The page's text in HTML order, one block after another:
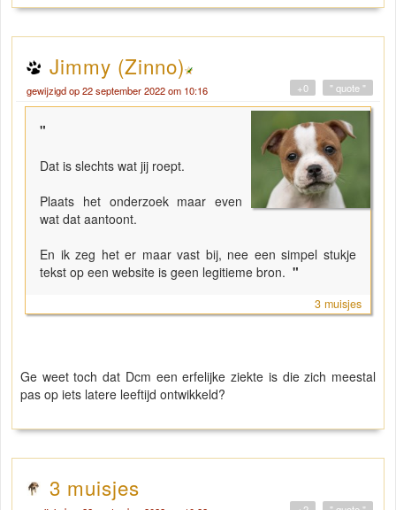
Jimmy (Zinno)
gewijzigd op 22 september 2022 om 10:16 " quote "
+0
"
Dat is slechts wat jij roept.
Plaats het onderzoek maar even
wat dat aantoont.
En ik zeg het er maar vast bij, nee een simpel stukje
tekst op een website is geen legitieme bron. "
3 muisjes
Ge weet toch dat Dcm een erfelijke ziekte is die zich meestal
pas op iets latere leeftijd ontwikkeld?
3 muisjes